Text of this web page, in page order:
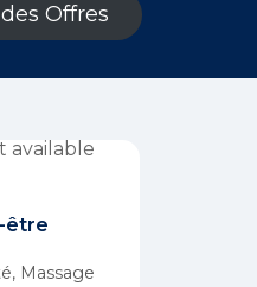
Offres
être
Massage